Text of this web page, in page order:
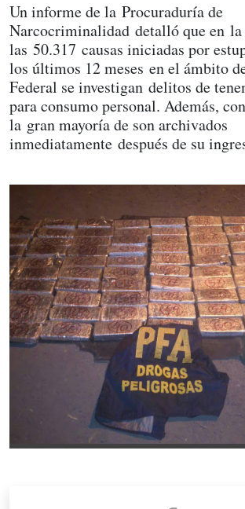
Un informe de la Procuraduría de
Narcocriminalidad detalló que en
las 50.317 causas iniciadas por
los últimos 12 meses en el ámbito
Federal se investigan delitos de
para consumo personal. Además,
la gran mayoría de son archivados
inmediatamente después de su